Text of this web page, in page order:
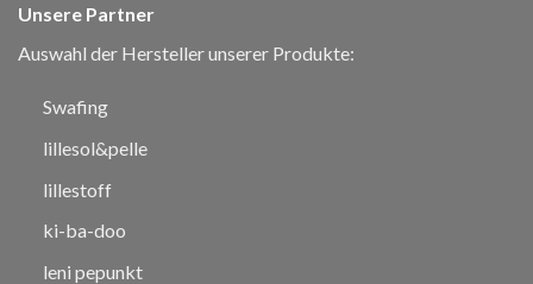
Unsere Partner
Auswahl der Hersteller unserer Produkte:
Swafing
lillesol&pelle
lillestoff
ki-ba-doo
leni pepunkt